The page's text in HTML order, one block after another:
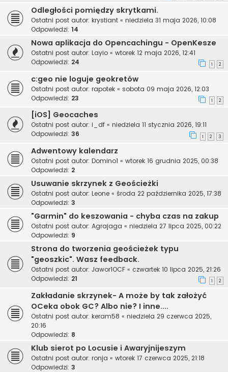
Odległości pomiędzy skrytkami.
Ostatni post autor: krystiant « niedziela 31 maja 2026, 10:08
Odpowiedzi: 14
Nowa aplikacja do Opencachingu - OpenKesze
Ostatni post autor: Layio « wtorek 12 maja 2026, 12:41
Odpowiedzi: 24 1 2
c:geo nie loguje geokretów
Ostatni post autor: rapotek « sobota 09 maja 2026, 12:03
Odpowiedzi: 23 1 2
[iOS] Geocaches
Ostatni post autor: i_df « niedziela 11 stycznia 2026, 19:11
Odpowiedzi: 36 1 2 3
Adwentowy kalendarz
Ostatni post autor: Domino1 « wtorek 16 grudnia 2025, 00:38
Odpowiedzi: 2
Usuwanie skrzynek z Geościeżki
Ostatni post autor: Leone « środa 22 października 2025, 17:38
Odpowiedzi: 3
"Garmin" do keszowania - chyba czas na zakup
Ostatni post autor: Agrajaga « niedziela 27 lipca 2025, 00:22
Odpowiedzi: 9
Strona do tworzenia geościeżek typu
"geoszkic". Wasz feedback.
Ostatni post autor: Jawor1OCF « czwartek 10 lipca 2025, 21:26
Odpowiedzi: 21 1 2
Zakładanie skrzynek- A może by tak założyć
OCeka obok GC? Albo nie? I inne....
Ostatni post autor: keram58 « niedziela 29 czerwca 2025,
20:16
Odpowiedzi: 8
Klub sierot po Locusie i Awaryjnijeszym
Ostatni post autor: ronja « wtorek 17 czerwca 2025, 21:18
Odpowiedzi: 3